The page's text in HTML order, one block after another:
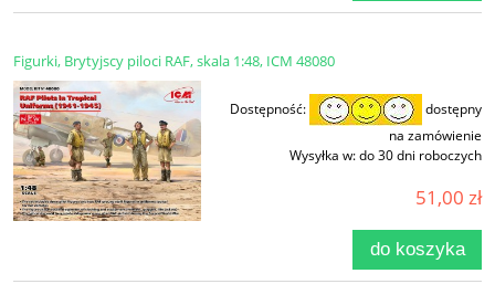
Figurki, Brytyjscy piloci RAF, skala 1:48, ICM 48080
Dostępność:
dostępny
na zamówienie
Wysyłka w:do 30 dni roboczych
51,00 zł
do koszyka